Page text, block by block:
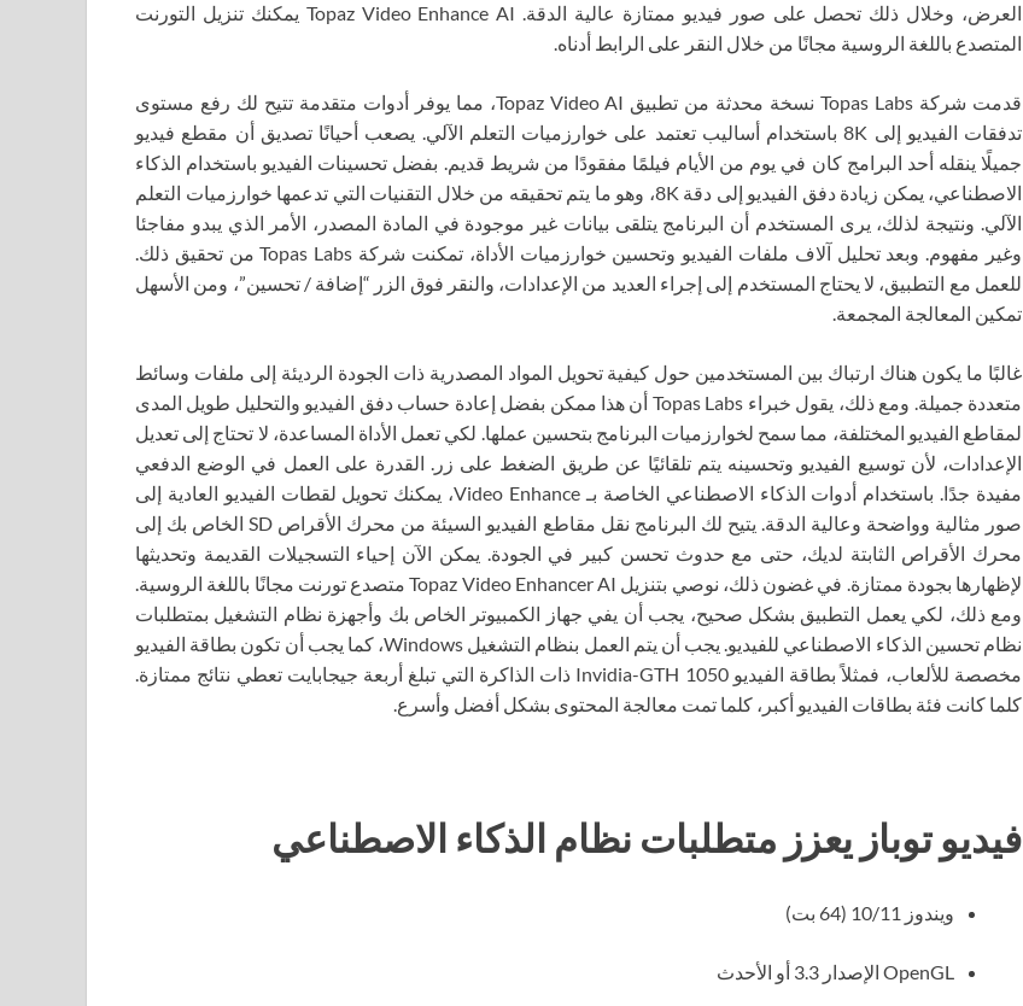
العرض، وخلال ذلك تحصل على صور فيديو ممتازة عالية الدقة. Topaz Video Enhance AI يمكنك تنزيل التورنت
المتصدع باللغة الروسية مجانًا من خلال النقر على الرابط أدناه.
قدمت شركة Topas Labs نسخة محدثة من تطبيق Topaz Video AI، مما يوفر أدوات متقدمة تتيح لك رفع مستوى
تدفقات الفيديو إلى 8K باستخدام أساليب تعتمد على خوارزميات التعلم الآلي. يصعب أحيانًا تصديق أن مقطع فيديو
جميلًا ينقله أحد البرامج كان في يوم من الأيام فيلمًا مفقودًا من شريط قديم. بفضل تحسينات الفيديو باستخدام الذكاء
الاصطناعي، يمكن زيادة دفق الفيديو إلى دقة 8K، وهو ما يتم تحقيقه من خلال التقنيات التي تدعمها خوارزميات التعلم
الآلي. ونتيجة لذلك، يرى المستخدم أن البرنامج يتلقى بيانات غير موجودة في المادة المصدر، الأمر الذي يبدو مفاجئا
وغير مفهوم. وبعد تحليل آلاف ملفات الفيديو وتحسين خوارزميات الأداة، تمكنت شركة Topas Labs من تحقيق ذلك.
للعمل مع التطبيق، لا يحتاج المستخدم إلى إجراء العديد من الإعدادات، والنقر فوق الزر “إضافة / تحسين”، ومن الأسهل
تمكين المعالجة المجمعة.
غالبًا ما يكون هناك ارتباك بين المستخدمين حول كيفية تحويل المواد المصدرية ذات الجودة الرديئة إلى ملفات وسائط
متعددة جميلة. ومع ذلك، يقول خبراء Topas Labs أن هذا ممكن بفضل إعادة حساب دفق الفيديو والتحليل طويل المدى
لمقاطع الفيديو المختلفة، مما سمح لخوارزميات البرنامج بتحسين عملها. لكي تعمل الأداة المساعدة، لا تحتاج إلى تعديل
الإعدادات، لأن توسيع الفيديو وتحسينه يتم تلقائيًا عن طريق الضغط على زر. القدرة على العمل في الوضع الدفعي
مفيدة جدًا. باستخدام أدوات الذكاء الاصطناعي الخاصة بـ Video Enhance، يمكنك تحويل لقطات الفيديو العادية إلى
صور مثالية وواضحة وعالية الدقة. يتيح لك البرنامج نقل مقاطع الفيديو السيئة من محرك الأقراص SD الخاص بك إلى
محرك الأقراص الثابتة لديك، حتى مع حدوث تحسن كبير في الجودة. يمكن الآن إحياء التسجيلات القديمة وتحديثها
لإظهارها بجودة ممتازة. في غضون ذلك، نوصي بتنزيل Topaz Video Enhancer AI متصدع تورنت مجانًا باللغة الروسية.
ومع ذلك، لكي يعمل التطبيق بشكل صحيح، يجب أن يفي جهاز الكمبيوتر الخاص بك وأجهزة نظام التشغيل بمتطلبات
نظام تحسين الذكاء الاصطناعي للفيديو. يجب أن يتم العمل بنظام التشغيل Windows، كما يجب أن تكون بطاقة الفيديو
مخصصة للألعاب، فمثلاً بطاقة الفيديو Invidia-GTH 1050 ذات الذاكرة التي تبلغ أربعة جيجابايت تعطي نتائج ممتازة.
كلما كانت فئة بطاقات الفيديو أكبر، كلما تمت معالجة المحتوى بشكل أفضل وأسرع.
فيديو توباز يعزز متطلبات نظام الذكاء الاصطناعي
ويندوز 10/11 (64 بت)
OpenGL الإصدار 3.3 أو الأحدث